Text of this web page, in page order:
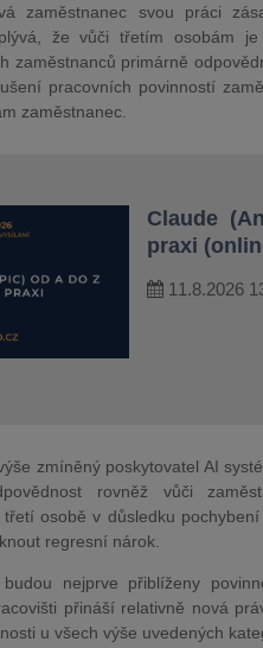
zaměstnanec svou práci
že vůči třetím osobám
zaměstnanců primárně
pracovních povinností
zaměstnanec.
Claude
praxi
11.8.2026
zmíněný poskytovatel AI
rovněž vůči
osobě v důsledku
regresní nárok.
nejprve přiblíženy
přináší relativně nová
u všech výše uvedených